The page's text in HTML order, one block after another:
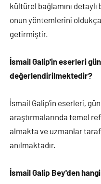
kültürel bağlamını
onun yöntemlerini
getirmiştir.
İsmail Galip'in eserleri
değerlendirilmektedir?
İsmail Galip'in eserleri,
araştırmalarında temel
almakta ve uzmanlar
anılmaktadır.
İsmail Galip Bey'den